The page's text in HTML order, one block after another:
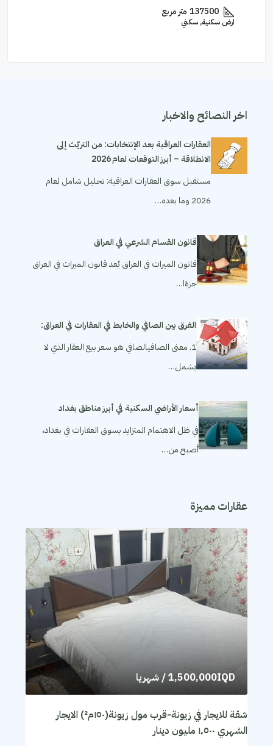
210 متر مربع
عمارة تجارية, تجاري
اخر النصائح والاخبار
العقارات العراقية بعد الإنتخابات: من التريّث إلى
الانطلاقة – أبرز التوقعات لعام 2026
مستقبل سوق العقارات العراقية: تحليل شامل لعام
2026 وما بعده…
قانون القسام الشرعي في العراق
قانون الميراث في العراق يُعد قانون الميراث في العراق
جزءًا…
الفرق بين الصافي والخابط في العقارات في العراق:
1. معنى الصافيالصافي هو سعر بيع العقار الذي لا
يشمل…
أسعار الأراضي السكنية في أبرز مناطق بغداد
في ظل الاهتمام المتزايد بسوق العقارات في بغداد،
أصبح من…
عقارات مميزة
1,500,000IQD/ شهريا
شقة للايجار في زيونة-قرب مول زيونة(١٥٠م²) الايجار
الشهري ١٬٥٠٠ مليون دينار